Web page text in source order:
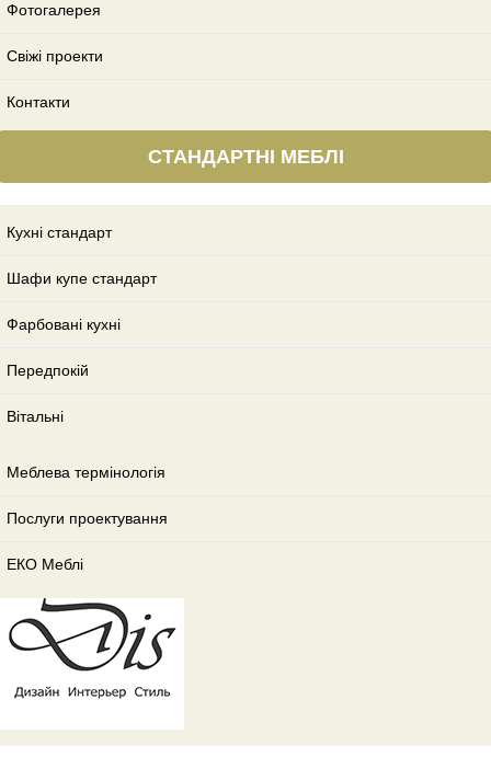
Фотогалерея
Свіжі проекти
Контакти
СТАНДАРТНІ МЕБЛІ
Кухні стандарт
Шафи купе стандарт
Фарбовані кухні
Передпокій
Вітальні
Меблева термінологія
Послуги проектування
ЕКО Меблі